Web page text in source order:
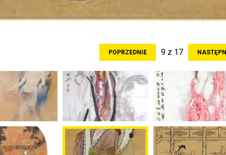
POPRZEDNIE 9 z 17